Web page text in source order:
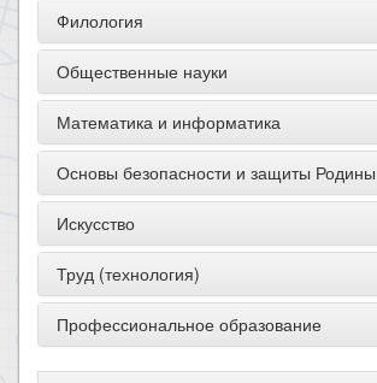
Филология
Общественные науки
Математика и информатика
Основы безопасности и защиты Родины
Искусство
Труд (технология)
Профессиональное образование